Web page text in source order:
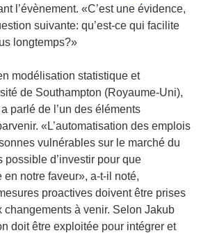
s
’
v
r
e
d
a
n
s
u
n
e
l’évènement. «C’est une évidence,
suivante: qu’est-ce qui facilite
longtemps?»
modélisation statistique et
de Southampton (Royaume-Uni),
parlé de l’un des éléments
«L’automatisation des emplois
vulnérables sur le marché du
possible d’investir pour que
en notre faveur», a-t-il noté,
proactives doivent être prises
changements à venir. Selon Jakub
doit être exploitée pour intégrer et